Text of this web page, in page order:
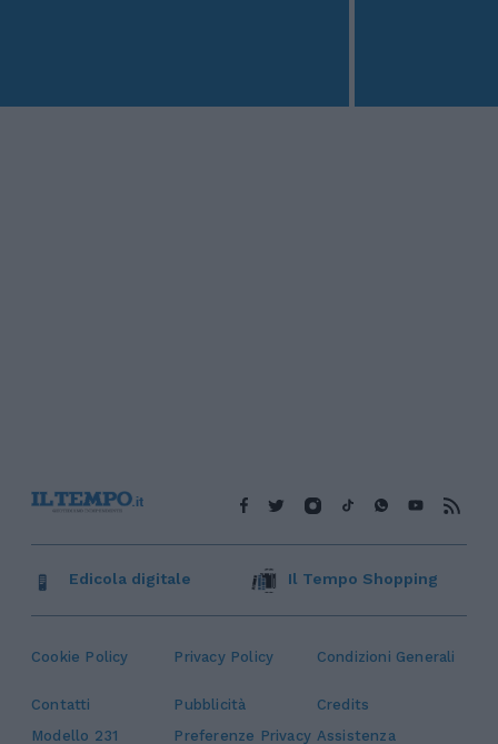
Cookie Policy Privacy Policy Condizioni Generali
Contatti Pubblicità
Credits
Modello 231
Preferenze Privacy Assistenza
Edicola digitale Il Tempo Shopping